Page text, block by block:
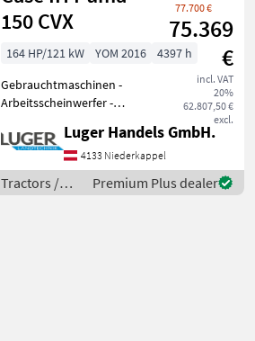
150 CVX
77.700 €
75.369
€
incl. VAT
20%
62.807,50 €
excl.
164 HP/121 kW YOM 2016
4397 h
Gebrauchtmaschinen -
Arbeitsscheinwerfer -
Druckluftbremse - EHR -
Fronthydraulik -
Frontzapfwelle - gefederte
Vorderachse - Getriebe:
Luger Handels GmbH.
4133 Niederkappel
Tractors /
Case IH
Premium Plus dealer